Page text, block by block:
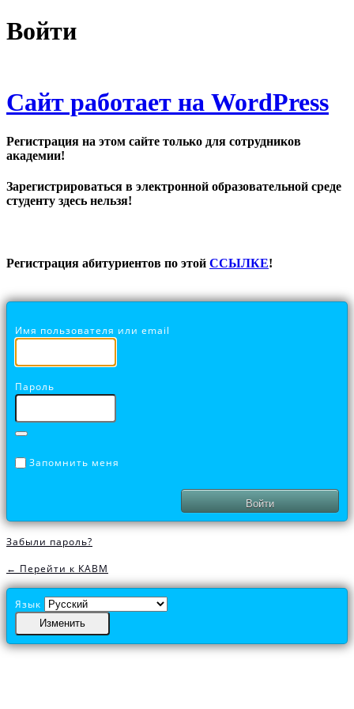
Войти
Сайт работает на WordPress
Регистрация на этом сайте только для сотрудников
академии!
Зарегистрироваться в электронной образовательной среде
студенту здесь нельзя!
Регистрация абитуриентов по этой ССЫЛКЕ!
Имя пользователя или email
Пароль
Запомнить меня
Забыли пароль?
← Перейти к КАВМ
Язык